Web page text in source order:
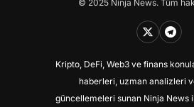
© 2025 Ninja News. Tüm
Kripto, DeFi, Web3 ve finans
haberleri, uzman analizleri
güncellemeleri sunan Ninja News